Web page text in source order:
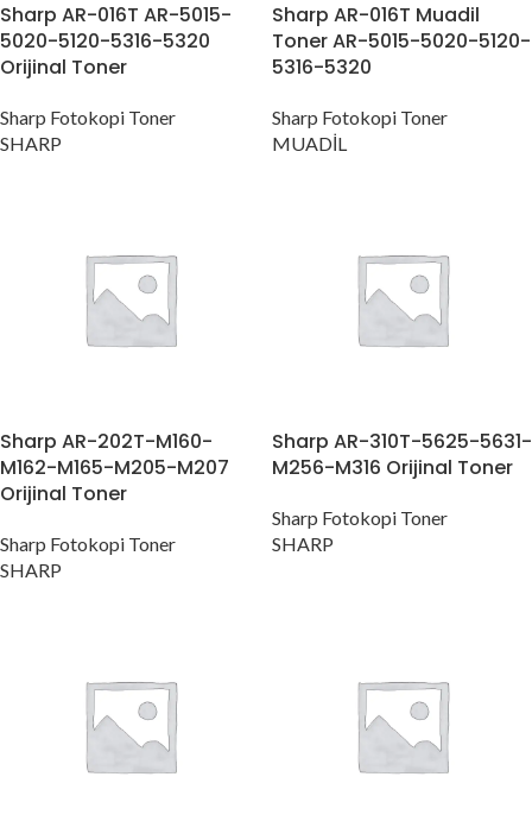
Sharp AR-016T AR-5015-
5020-5120-5316-5320
Orijinal Toner
Sharp Fotokopi Toner
SHARP
Sharp AR-016T Muadil
Toner AR-5015-5020-5120-
5316-5320
Sharp Fotokopi Toner
MUADİL
Sharp AR-202T-M160-
M162-M165-M205-M207
Orijinal Toner
Sharp Fotokopi Toner
SHARP
Sharp AR-310T-5625-5631-
M256-M316 Orijinal Toner
Sharp Fotokopi Toner
SHARP